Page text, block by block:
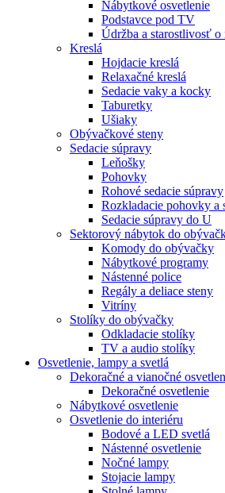
Nábytkové osvetlenie
Podstavce pod TV
Údržba a starostlivosť o
Kreslá
Hojdacie kreslá
Relaxačné kreslá
Sedacie vaky a kocky
Taburetky
Ušiaky
Obývačkové steny
Sedacie súpravy
Leňošky
Pohovky
Rohové sedacie súpravy
Rozkladacie pohovky a
Sedacie súpravy do U
Sektorový nábytok do
Komody do obývačky
Nábytkové programy
Nástenné police
Regály a deliace steny
Vitríny
Stolíky do obývačky
Odkladacie stolíky
TV a audio stolíky
Osvetlenie, lampy a svetlá
Dekoračné a vianočné
Dekoračné osvetlenie
Nábytkové osvetlenie
Osvetlenie do interiéru
Bodové a LED svetlá
Nástenné osvetlenie
Nočné lampy
Stojacie lampy